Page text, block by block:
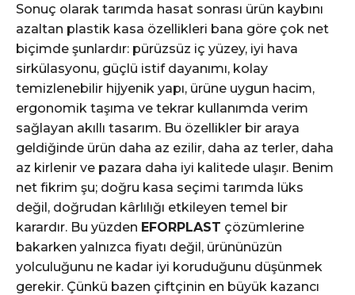
Sonuç olarak tarımda hasat sonrası ürün kaybını
azaltan plastik kasa özellikleri bana göre çok net
biçimde şunlardır: pürüzsüz iç yüzey, iyi hava
sirkülasyonu, güçlü istif dayanımı, kolay
temizlenebilir hijyenik yapı, ürüne uygun hacim,
ergonomik taşıma ve tekrar kullanımda verim
sağlayan akıllı tasarım. Bu özellikler bir araya
geldiğinde ürün daha az ezilir, daha az terler, daha
az kirlenir ve pazara daha iyi kalitede ulaşır. Benim
net fikrim şu; doğru kasa seçimi tarımda lüks
değil, doğrudan kârlılığı etkileyen temel bir
karardır. Bu yüzden EFORPLAST çözümlerine
bakarken yalnızca fiyatı değil, ürününüzün
yolculuğunu ne kadar iyi koruduğunu düşünmek
gerekir. Çünkü bazen çiftçinin en büyük kazancı